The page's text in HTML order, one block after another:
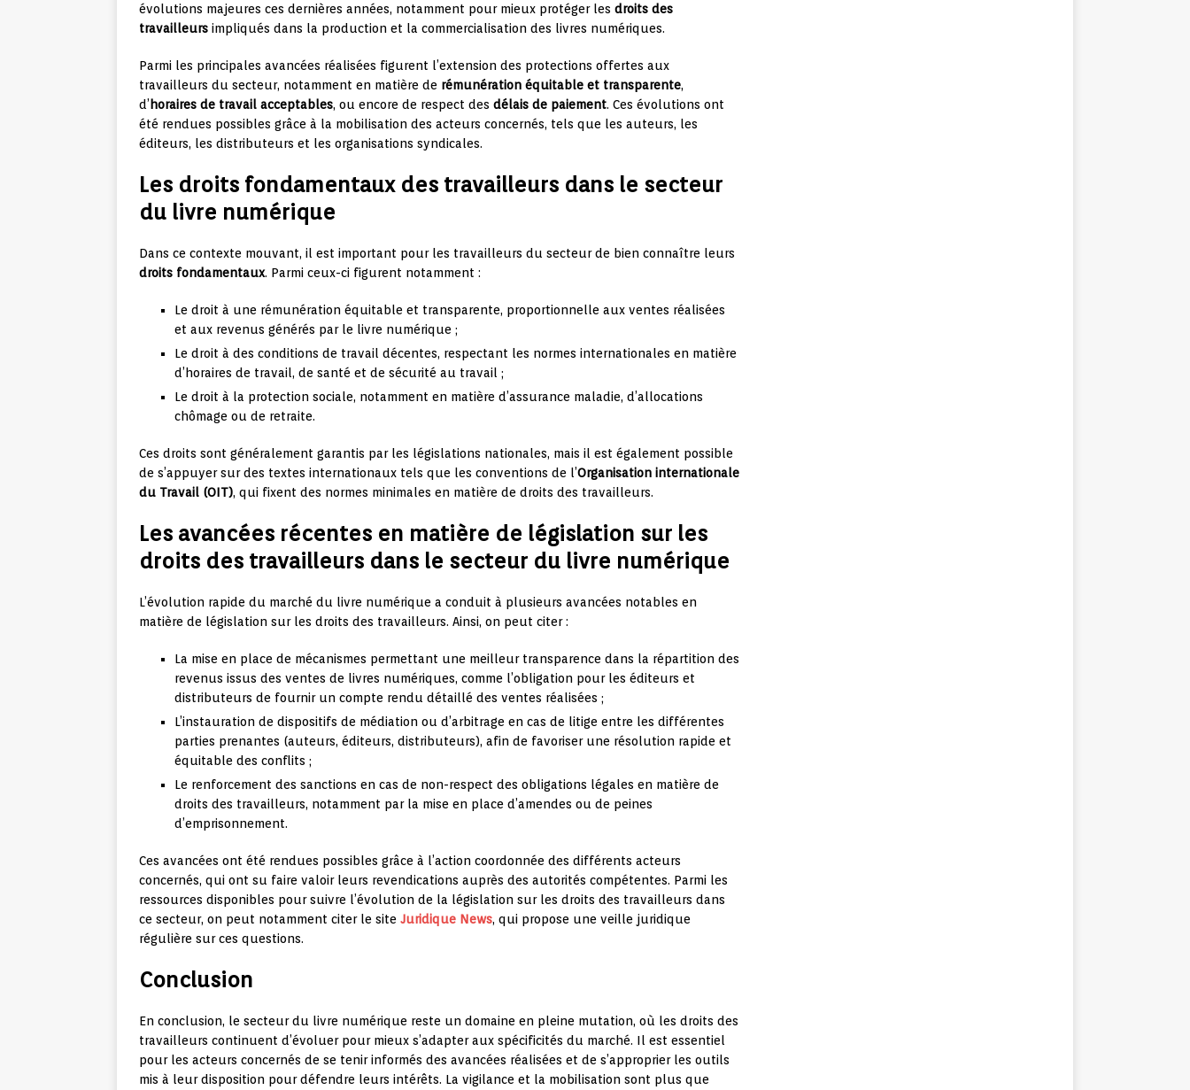
évolutions majeures ces dernières années, notamment pour mieux protéger les droits des
travailleurs impliqués dans la production et la commercialisation des livres numériques.
Parmi les principales avancées réalisées figurent l’extension des protections offertes aux
travailleurs du secteur, notamment en matière de rémunération équitable et transparente,
d’ horaires de travail acceptables, ou encore de respect des délais de paiement. Ces évolutions ont
été rendues possibles grâce à la mobilisation des acteurs concernés, tels que les auteurs, les
éditeurs, les distributeurs et les organisations syndicales.
Les droits fondamentaux des travailleurs dans le secteur
du livre numérique
Dans ce contexte mouvant, il est important pour les travailleurs du secteur de bien connaître leurs
droits fondamentaux. Parmi ceux-ci figurent notamment :
Le droit à une rémunération équitable et transparente, proportionnelle aux ventes réalisées
et aux revenus générés par le livre numérique ;
Le droit à des conditions de travail décentes, respectant les normes internationales en matière
d’horaires de travail, de santé et de sécurité au travail ;
Le droit à la protection sociale, notamment en matière d’assurance maladie, d’allocations
chômage ou de retraite.
Ces droits sont généralement garantis par les législations nationales, mais il est également possible
de s’appuyer sur des textes internationaux tels que les conventions de l’Organisation internationale
du Travail (OIT), qui fixent des normes minimales en matière de droits des travailleurs.
Les avancées récentes en matière de législation sur les
droits des travailleurs dans le secteur du livre numérique
L’évolution rapide du marché du livre numérique a conduit à plusieurs avancées notables en
matière de législation sur les droits des travailleurs. Ainsi, on peut citer :
La mise en place de mécanismes permettant une meilleur transparence dans la répartition des
revenus issus des ventes de livres numériques, comme l’obligation pour les éditeurs et
distributeurs de fournir un compte rendu détaillé des ventes réalisées ;
L’instauration de dispositifs de médiation ou d’arbitrage en cas de litige entre les différentes
parties prenantes (auteurs, éditeurs, distributeurs), afin de favoriser une résolution rapide et
équitable des conflits ;
Le renforcement des sanctions en cas de non-respect des obligations légales en matière de
droits des travailleurs, notamment par la mise en place d’amendes ou de peines
d’emprisonnement.
Ces avancées ont été rendues possibles grâce à l’action coordonnée des différents acteurs
concernés, qui ont su faire valoir leurs revendications auprès des autorités compétentes. Parmi les
ressources disponibles pour suivre l’évolution de la législation sur les droits des travailleurs dans
ce secteur, on peut notamment citer le site Juridique News, qui propose une veille juridique
régulière sur ces questions.
Conclusion
En conclusion, le secteur du livre numérique reste un domaine en pleine mutation, où les droits des
travailleurs continuent d’évoluer pour mieux s’adapter aux spécificités du marché. Il est essentiel
pour les acteurs concernés de se tenir informés des avancées réalisées et de s’approprier les outils
mis à leur disposition pour défendre leurs intérêts. La vigilance et la mobilisation sont plus que